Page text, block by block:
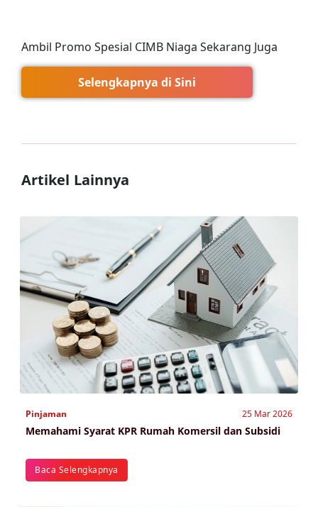
Ambil Promo Spesial CIMB Niaga Sekarang Juga
Selengkapnya di Sini
Artikel Lainnya
Pinjaman 25 Mar 2026
Memahami Syarat KPR Rumah Komersil dan Subsidi
Baca Selengkapnya